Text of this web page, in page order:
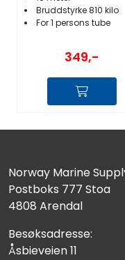
Bruddstyrke 810 kilo
For 1 persons tube
349,-
Norway Marine
Postboks 777 Stoa
4808 Arendal
Besøksadresse:
Åsbieveien 11